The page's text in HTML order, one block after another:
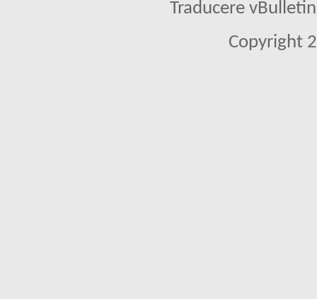
Traducere
Copyright